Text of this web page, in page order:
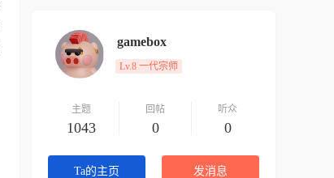
gamebox
Lv.8 一代宗师
主题
1043
回帖
0
听众
0
Ta的主页 发消息